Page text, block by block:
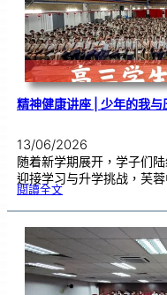
未
来
蓝
图
精神健康讲座 | 少年的我与
13/06/2026
随着新学期展开，学子们
迎接学习与升学挑战，芙
閱讀全文:精
康
座
| 少
年
我
与
压
力
管
理